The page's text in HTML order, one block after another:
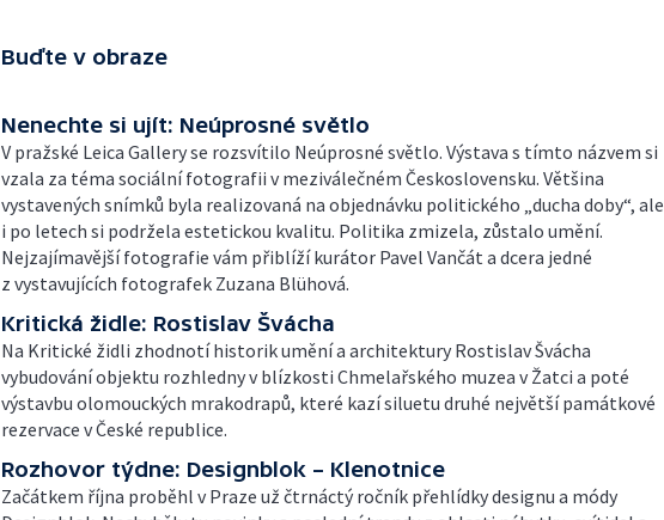
Buďte v obraze
Nenechte si ujít: Neúprosné světlo
V pražské Leica Gallery se rozsvítilo Neúprosné světlo. Výstava s tímto názvem si
vzala za téma sociální fotografii v meziválečném Československu. Většina
vystavených snímků byla realizovaná na objednávku politického „ducha doby“, ale
i po letech si podržela estetickou kvalitu. Politika zmizela, zůstalo umění.
Nejzajímavější fotografie vám přiblíží kurátor Pavel Vančát a dcera jedné
z vystavujících fotografek Zuzana Blühová.
Kritická židle: Rostislav Švácha
Na Kritické židli zhodnotí historik umění a architektury Rostislav Švácha
vybudování objektu rozhledny v blízkosti Chmelařského muzea v Žatci a poté
výstavbu olomouckých mrakodrapů, které kazí siluetu druhé největší památkové
rezervace v České republice.
Rozhovor týdne: Designblok – Klenotnice
Začátkem října proběhl v Praze už čtrnáctý ročník přehlídky designu a módy